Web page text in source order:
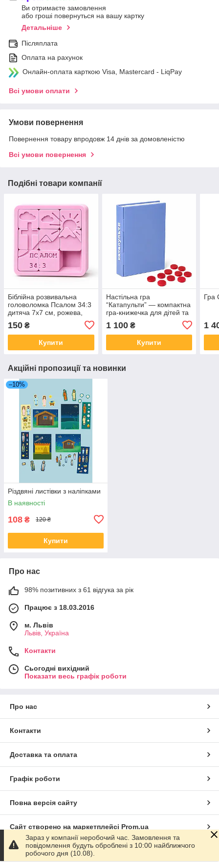
Ви отримаєте замовлення
або гроші повернуться на вашу картку
Детальніше
Післяплата
Оплата на рахунок
Онлайн-оплата карткою Visa, Mastercard - LiqPay
Всі умови оплати
Умови повернення
Повернення товару впродовж 14 днів за домовленістю
Всі умови повернення
Подібні товари компанії
Біблійна розвивальна
головоломка Псалом 34:3
дитяча 7х7 см, рожева,
дітей, логічна гра в дорогу
150 ₴
Купити
Настільна гра
“Катапульти” — компактна
гра-книжечка для дітей та
1 100₴
Купити
Гра
1
Акційні пропозиції та новинки
–10%
Різдвяні листівки з наліпками
В наявності
108 ₴ 120 ₴
Купити
Про нас
98% позитивних з 61 відгука за рік
Працює з 18.03.2016
м. Львів
Львів, Україна
Контакти
Сьогодні вихідний
Показати весь графік роботи
Про нас
Контакти
Доставка та оплата
Графік роботи
Повна версія сайту
Сайт створено на маркетплейсі Prom.ua
Політика конфіденційності
Зараз у компанії неробочий час. Замовлення та
повідомлення будуть оброблені з 10:00 найближчого
робочого дня (10.08).